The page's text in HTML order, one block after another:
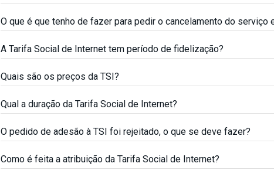
O que é que tenho de fazer para pedir o cancelamento do serviço
A Tarifa Social de Internet tem período de fidelização?
Quais são os preços da TSI?
Qual a duração da Tarifa Social de Internet?
O pedido de adesão à TSI foi rejeitado, o que se deve fazer?
Como é feita a atribuição da Tarifa Social de Internet?